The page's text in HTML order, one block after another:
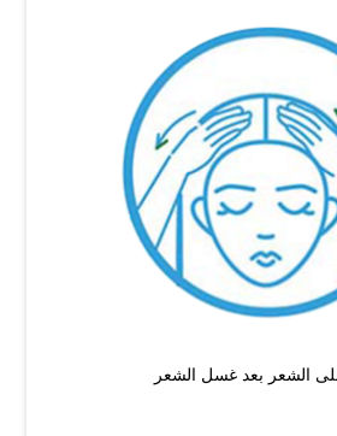
الشعر بعد غسل الشعر